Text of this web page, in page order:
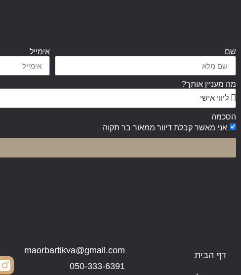
שם אימייל
מה מעניין אותך?
הסכמה
אני מאשר קבלת דיוור ממאור בר תקוה
דף הבית
maorbartikva@gmail.com